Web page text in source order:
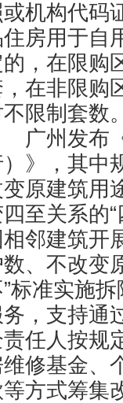
或机构代码
住房用于自
的，在限购
在非限购
不限制套数
州发布《
》，其中
变原建筑用
至关系的
相邻建筑开
数、不改变
标准实施
务，支持通
任人按规
维修基金、
方式筹集